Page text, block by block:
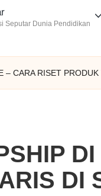
Seputar Dunia Pendidikan
– CARA RISET
DI